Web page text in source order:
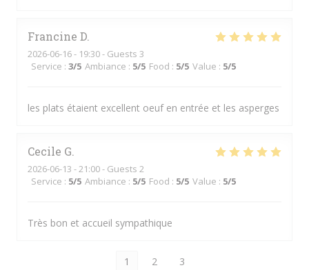
Francine D
2026-06-16- 19:30 - Guests 3
Service : 3/5 Ambiance : 5/5 Food : 5/5 Value : 5/5
les plats étaient excellent oeuf en entrée et les asperges
Cecile G
2026-06-13 - 21:00 - Guests 2
Service : 5/5 Ambiance : 5/5 Food : 5/5 Value : 5/5
Très bon et accueil sympathique
1 2 3